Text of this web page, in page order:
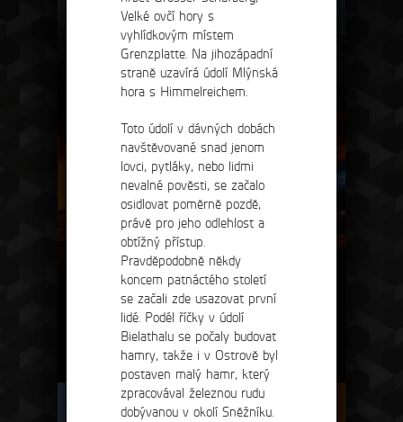
ubytování
restaurace
Velké ovčí hory s
vyhlídkovým místem
Grenzplatte. Na jihozápadní
straně uzavírá údolí Mlýnská
hora s Himmelreichem.
Toto údolí v dávných dobách
navštěvované snad jenom
lovci, pytláky, nebo lidmi
nevalné pověsti, se začalo
osidlovat poměrně pozdě,
právě pro jeho odlehlost a
obtížný přístup.
Pravděpodobně někdy
koncem patnáctého století
se začali zde usazovat první
lidé. Podél říčky v údolí
Bielathalu se počaly budovat
hamry, takže i v Ostrově byl
postaven malý hamr, který
zpracovával železnou rudu
dobývanou v okolí Sněžníku.